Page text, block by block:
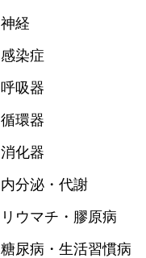
神経
感染症
呼吸器
循環器
消化器
内分泌・代謝
リウマチ・膠原病
糖尿病・生活習慣病